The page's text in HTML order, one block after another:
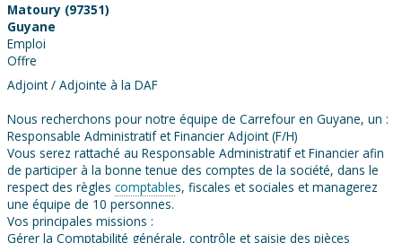
Matoury (97351)
Guyane
Emploi
Offre
Adjoint / Adjointe à la DAF
Nous recherchons pour notre équipe de Carrefour en Guyane, un :
Responsable Administratif et Financier Adjoint (F/H)
Vous serez rattaché au Responsable Administratif et Financier afin
de participer à la bonne tenue des comptes de la société, dans le
respect des règles comptables, fiscales et sociales et managerez
une équipe de 10 personnes.
Vos principales missions :
Gérer la Comptabilité générale, contrôle et saisie des pièces